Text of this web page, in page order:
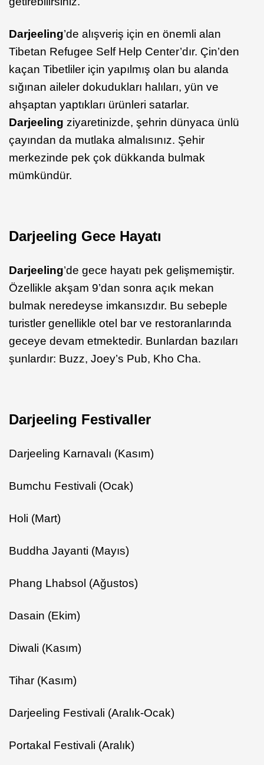
Darjeeling’de alışveriş için en önemli alan
Tibetan Refugee Self Help Center’dır. Çin’den
kaçan Tibetliler için yapılmış olan bu alanda
sığınan aileler dokudukları halıları, yün ve
ahşaptan yaptıkları ürünleri satarlar.
Darjeeling ziyaretinizde, şehrin dünyaca ünlü
çayından da mutlaka almalısınız. Şehir
merkezinde pek çok dükkanda bulmak
mümkündür.
Darjeeling Gece Hayatı
Darjeeling’de gece hayatı pek gelişmemiştir.
Özellikle akşam 9’dan sonra açık mekan
bulmak neredeyse imkansızdır. Bu sebeple
turistler genellikle otel bar ve restoranlarında
geceye devam etmektedir. Bunlardan bazıları
şunlardır: Buzz, Joey’s Pub, Kho Cha.
Darjeeling Festivaller
Darjeeling Karnavalı (Kasım)
Bumchu Festivali (Ocak)
Holi (Mart)
Buddha Jayanti (Mayıs)
Phang Lhabsol (Ağustos)
Dasain (Ekim)
Diwali (Kasım)
Tihar (Kasım)
Darjeeling Festivali (Aralık-Ocak)
Portakal Festivali (Aralık)